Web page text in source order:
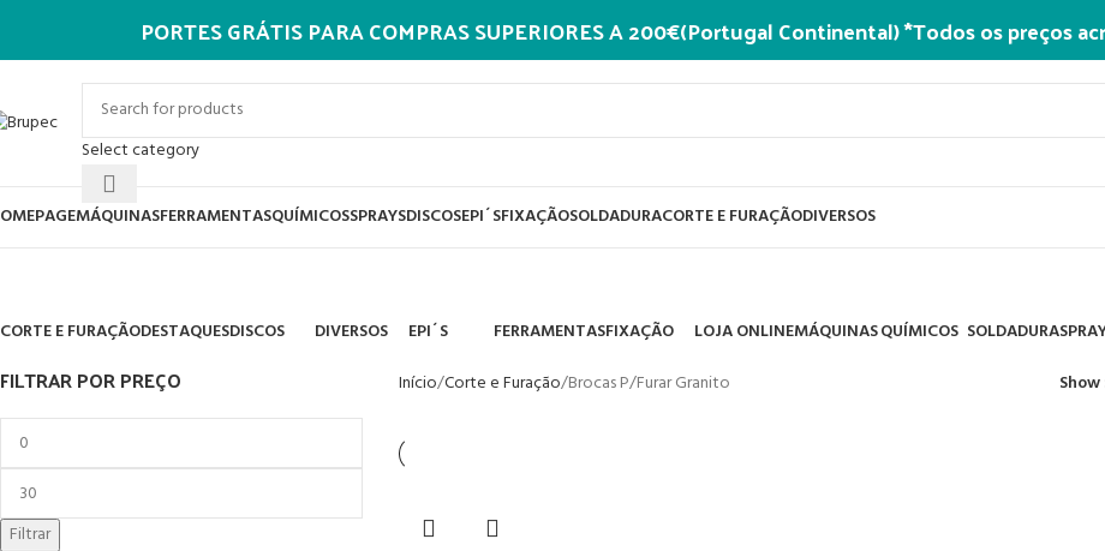
PORTES GRÁTIS PARA COMPRAS SUPERIORES A 200€(Portugal Continental) *Todos os preços
Select category
MÁQUINASFERRAMENTASQUÍMICOSSPRAYSDISCOSEPI´SFIXAÇÃOSOLDADURACORTE E FURAÇÃODIVERSOS
CORTE E FURAÇÃODESTAQUESDISCOS
DIVERSOS
EPI´S
FERRAMENTASFIXAÇÃO
LOJA ONLINEMÁQUINASQUÍMICOS SOLDADURA
FILTRAR POR PREÇO
Filtrar
Início Corte e Furação Brocas P/Furar Granito Show